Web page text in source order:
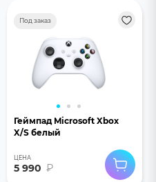
Под заказ
Геймпад Microsoft Xbox
X/S белый
ЦЕНА
5 990 ₽